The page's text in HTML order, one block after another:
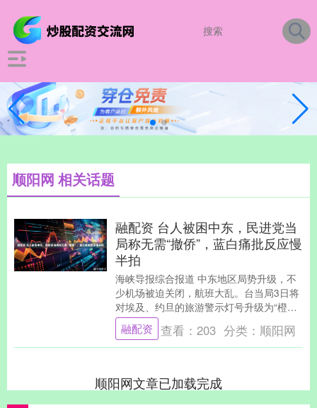
顺阳网 相关话题
融配资 台人被困中东，民进党当
局称无需“撤侨”，蓝白痛批反应慢
半拍
海峡导报综合报道 中东地区局势升级，不
少机场被迫关闭，航班大乱。台当局3日将
对埃及、约旦的旅游警示灯号升级为“橙
色”，但称目前仍暂无“撤侨”计划，呼吁当
地台湾民....
融配资 查看：203 分类： 顺阳网
顺阳网文章已加载完成